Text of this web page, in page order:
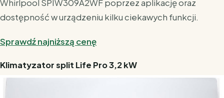
Whirlpool SPIW309A2WF poprzez aplikację oraz
dostępność w urządzeniu kilku ciekawych funkcji.
Sprawdź najniższą cenę
Klimatyzator split Life Pro 3,2 kW